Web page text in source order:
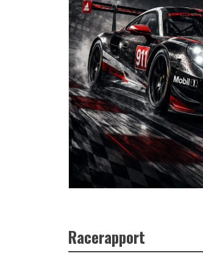
Racerapport